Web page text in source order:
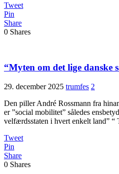
Tweet
Pin
Share
0 Shares
“Myten om det lige danske
29. december 2025 trumfes 2
Den piller André Rossmann fra
er ”social mobilitet” således
velfærdsstaten i hvert enkelt land” “
Tweet
Pin
Share
0 Shares